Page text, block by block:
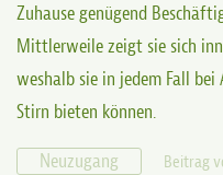
Zuhause genügend
Mittlerweile zeigt sie sich
weshalb sie in jedem Fall
Stirn bieten können.
Neuzugang
Beitrag